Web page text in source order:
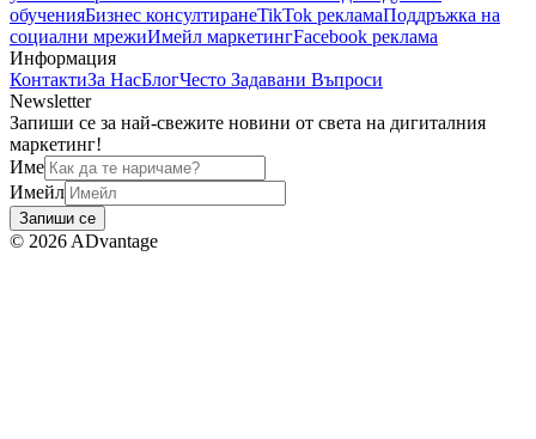
обученияБизнес консултиранеTikTok рекламаПоддръжка на
социални мрежиИмейл маркетингFacebook реклама
Информация
КонтактиЗа НасБлогЧесто Задавани Въпроси
Newsletter
Запиши се за най-свежите новини от света на дигиталния
маркетинг!
Име
Имейл
Запиши се
© 2026 ADvantage